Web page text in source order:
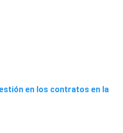
en los contratos en la